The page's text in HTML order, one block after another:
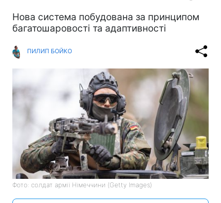
Нова система побудована за принципом
багатошаровості та адаптивності
ПИЛИП БОЙКО
Фото: солдат армії Німеччини (Getty Images)